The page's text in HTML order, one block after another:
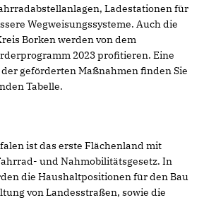
Ladestationen für
Wegweisungssysteme. Auch die
Borken werden von dem
2023 profitieren. Eine
geförderten Maßnahmen finden Sie
Tabelle.
ist das erste Flächenland mit
und Nahmobilitätsgesetz. In
die Haushaltpositionen für den Bau
von Landesstraßen, sowie die